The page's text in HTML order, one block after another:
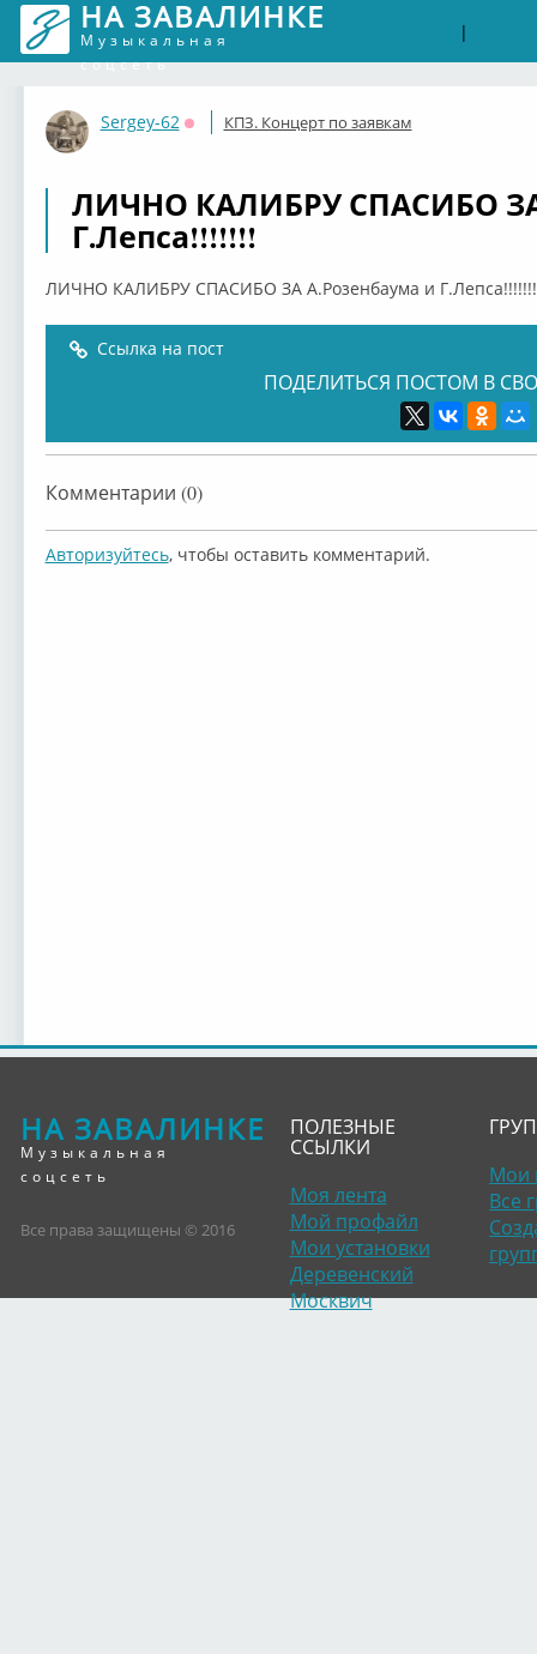
НА ЗАВАЛИНКЕ
Музыкальная
соцсеть
|
Sergey-62
Оффлайн
КПЗ. Концерт по заявкам
ЛИЧНО КАЛИБРУ СПАСИБО
Г.Лепса!!!!!!!
ЛИЧНО КАЛИБРУ СПАСИБО ЗА А.Розенбаума и Г.Лепса!!!!!!!
Ссылка на пост
ПОДЕЛИТЬСЯ ПОСТОМ В
Комментарии (0)
Авторизуйтесь, чтобы оставить комментарий.
НА ЗАВАЛИНКЕ
Музыкальная
соцсеть
Все права защищены © 2016
ПОЛЕЗНЫЕ
ССЫЛКИ
Моя лента
Мой профайл
Мои установки
Деревенский
Москвич
Мои
Все